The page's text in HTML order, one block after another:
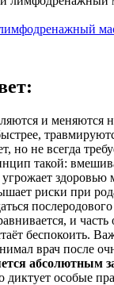
и меняются
но не всегда
такой:
угрожает здоровью
риски при
послеродового
и часть
беспокоить.
врач после
абсолютным
диктует особые